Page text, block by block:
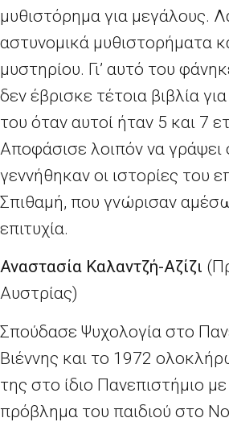
μυθιστόρημα για μεγάλους.
αστυνομικά μυθιστορήματα
μυστηρίου. Γι’ αυτό του
δεν έβρισκε τέτοια βιβλία
του όταν αυτοί ήταν 5 και 7
Αποφάσισε λοιπόν να γράψει
γεννήθηκαν οι ιστορίες του
Σπιθαμή, που γνώρισαν
επιτυχία.
Αναστασία Καλαντζή-Αζίζι
Αυστρίας)
Σπούδασε Ψυχολογία στο
Βιέννης και το 1972
της στο ίδιο Πανεπιστήμιο
πρόβλημα του παιδιού στο